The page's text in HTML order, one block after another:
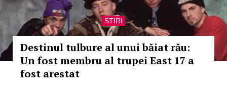
STIRI
Destinul tulbure al unui băiat rău:
Un fost membru al trupei East 17 a
fost arestat